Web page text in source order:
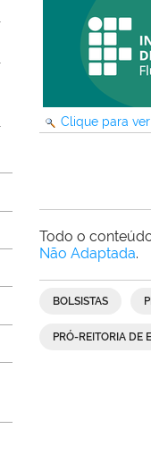
Clique para
Todo o
Não Adaptada.
BOLSISTAS
PRÓ-REITORIA DE